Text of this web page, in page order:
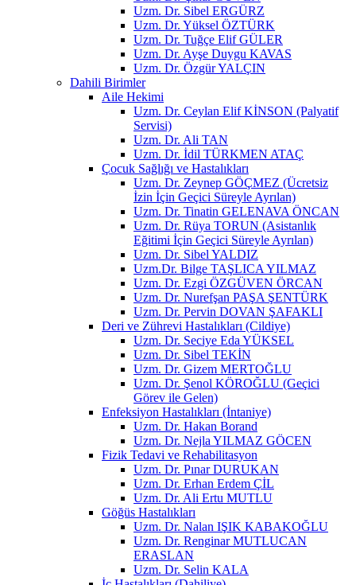
Uzm. Dr. Sibel ERGÜRZ
Uzm. Dr. Yüksel ÖZTÜRK
Uzm. Dr. Tuğçe Elif GÜLER
Uzm. Dr. Ayşe Duygu KAVAS
Uzm. Dr. Özgür YALÇIN
Dahili Birimler
Aile Hekimi
Uzm. Dr. Ceylan Elif KİNSON (Palyatif
Servisi)
Uzm. Dr. Ali TAN
Uzm. Dr. İdil TÜRKMEN ATAÇ
Çocuk Sağlığı ve Hastalıkları
Uzm. Dr. Zeynep GÖÇMEZ (Ücretsiz
İzin İçin Geçici Süreyle Ayrılan)
Uzm. Dr. Tinatin GELENAVA ÖNCAN
Uzm. Dr. Rüya TORUN (Asistanlık
Eğitimi İçin Geçici Süreyle Ayrılan)
Uzm. Dr. Sibel YALDIZ
Uzm.Dr. Bilge TAŞLICA YILMAZ
Uzm. Dr. Ezgi ÖZGÜVEN ÖRCAN
Uzm. Dr. Nurefşan PAŞA ŞENTÜRK
Uzm. Dr. Pervin DOVAN ŞAFAKLI
Deri ve Zührevi Hastalıkları (Cildiye)
Uzm. Dr. Seciye Eda YÜKSEL
Uzm. Dr. Sibel TEKİN
Uzm. Dr. Gizem MERTOĞLU
Uzm. Dr. Şenol KÖROĞLU (Geçici
Görev ile Gelen)
Enfeksiyon Hastalıkları (İntaniye)
Uzm. Dr. Hakan Borand
Uzm. Dr. Nejla YILMAZ GÖCEN
Fizik Tedavi ve Rehabilitasyon
Uzm. Dr. Pınar DURUKAN
Uzm. Dr. Erhan Erdem ÇİL
Uzm. Dr. Ali Ertu MUTLU
Göğüs Hastalıkları
Uzm. Dr. Nalan IŞIK KABAKOĞLU
Uzm. Dr. Renginar MUTLUCAN
ERASLAN
Uzm. Dr. Selin KALA